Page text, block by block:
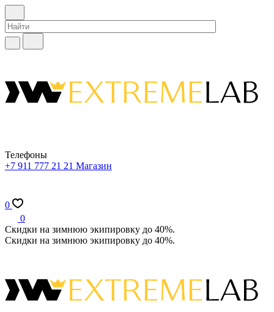
Телефоны
+7 911 777 21 21 Магазин
0
0
Скидки на зимнюю экипировку до 40%.
Скидки на зимнюю экипировку до 40%.